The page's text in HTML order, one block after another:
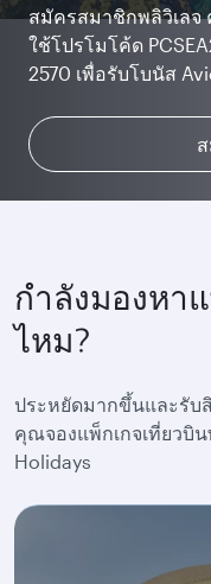
สมัครสมาชิกพลิวิเลจ
ใช้โปรโมโค้ด
2570 เพื่อรับโบนัส
แชทกับครอบครัวและ
คุณได้อย่างเต็มที่ เพีย
Club เพื่อใช้งานได้อ
ยกระดับใหม่ ผ่อนคล
อย่างเต็มที่ ท่ามกลา
ที่คุณคู่ควร
และเพลิดเพลินกับกา
ระดับโลกที่ Qatar
พิเศษมากมาย
ส
กำลังมองหา
ไหม?
ประหยัดมากขึ้นและรับ
คุณจองแพ็กเกจเที่ยวบิ
Holidays